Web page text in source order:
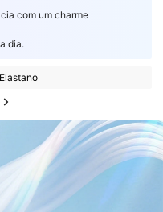
com um charme
dia.